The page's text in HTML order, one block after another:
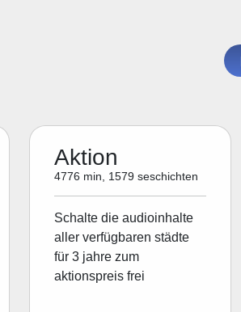
Aktion
4776 min, 1579 seschichten
Schalte die audioinhalte
aller verfügbaren städte
für 3 jahre zum
aktionspreis frei